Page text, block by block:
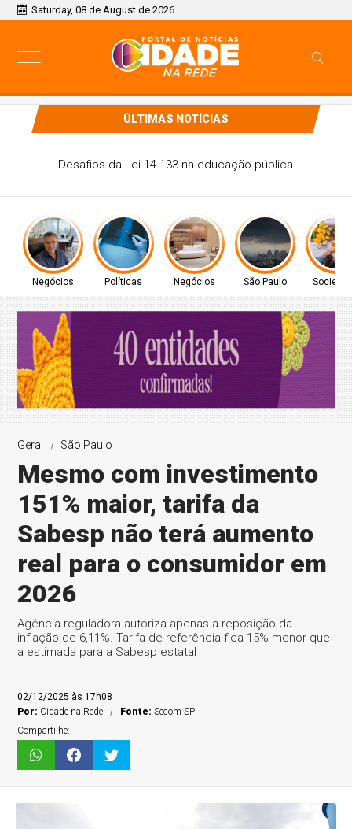
Saturday, 08 de August de 2026
ÚLTIMAS NOTÍCIAS
CONITEC abre consulta para Hipertensão Arterial Pulmonar
Negócios Políticas Negócios São Paulo
Geral São Paulo
Mesmo com investimento
151% maior, tarifa da
Sabesp não terá aumento
real para o consumidor em
2026
Agência reguladora autoriza apenas a reposição da
inflação de 6,11%. Tarifa de referência fica 15% menor que
a estimada para a Sabesp estatal
02/12/2025 às 17h08
Por: Cidade na Rede Fonte:Secom SP
Compartilhe: